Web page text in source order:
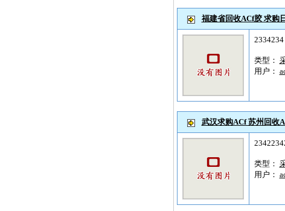
福建省回收ACf胶 求购
类型：
用户：
武汉求购ACf 苏州回收
类型：
用户：